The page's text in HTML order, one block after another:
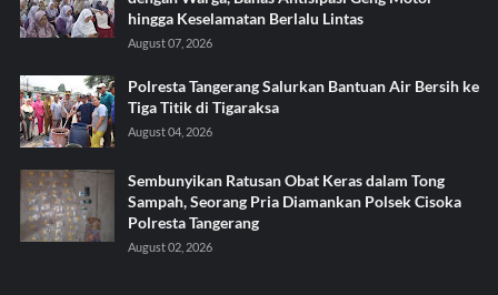
hingga Keselamatan Berlalu Lintas
August 07, 2026
Polresta Tangerang Salurkan Bantuan Air Bersih ke
Tiga Titik di Tigaraksa ‎
August 04, 2026
Sembunyikan Ratusan Obat Keras dalam Tong
Sampah, Seorang Pria Diamankan Polsek Cisoka
Polresta Tangerang
August 02, 2026